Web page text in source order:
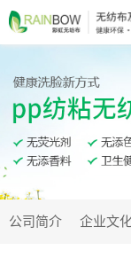
公司简介 企业文